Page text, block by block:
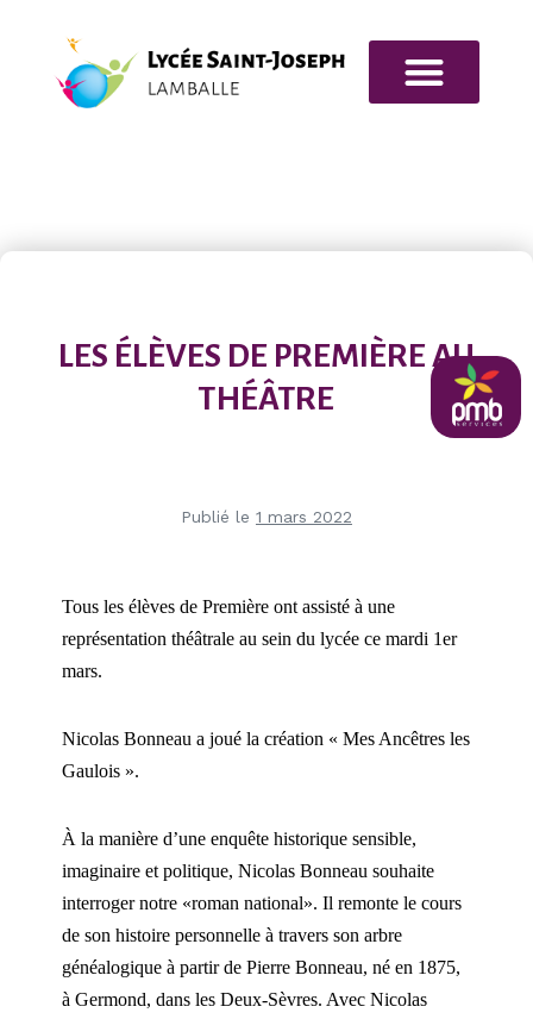
LES ÉLÈVES DE PREMIÈRE AU
THÉÂTRE
Publié le 1 mars 2022
Tous les élèves de Première ont assisté à une
représentation théâtrale au sein du lycée ce mardi 1er
mars.
Nicolas Bonneau a joué la création « Mes Ancêtres les
Gaulois ».
À la manière d’une enquête historique sensible,
imaginaire et politique, Nicolas Bonneau souhaite
interroger notre «roman national». Il remonte le cours
de son histoire personnelle à travers son arbre
généalogique à partir de Pierre Bonneau, né en 1875,
à Germond, dans les Deux-Sèvres. Avec Nicolas
pmb